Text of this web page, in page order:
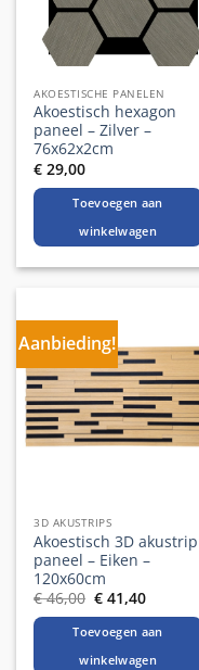
AKOESTISCHE PANELEN
Akoestisch hexagon
paneel – Zilver –
76x62x2cm
€ 29,00
Toevoegen aan
winkelwagen
Aanbieding!
3D AKUSTRIPS
Akoestisch 3D akustrip
paneel – Eiken –
120x60cm
€46,00 Oorspronkelijke
prijs
was:
€ 46,00.
€ 41,40Huidige
is:
€ 41,40.
Toevoegen aan
winkelwagen